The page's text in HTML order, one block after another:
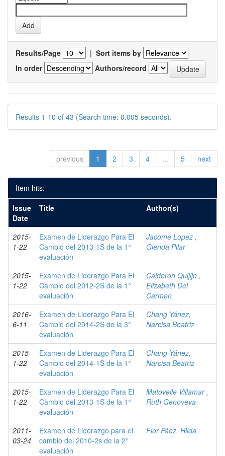
Results/Page | Sort items by
In order
Authors/record
Results 1-10 of 43 (Search time: 0.005 seconds).
previous 1 2 3 4 ... 5 next
Item hits:
Issue
Date
Title Author(s)
2015-
1-22
Examen de Liderazgo Para El
Cambio del 2013-1S de la 1°
evaluación
Jacome Lopez ,
Glenda Pilar
2015-
1-22
Examen de Liderazgo Para El
Cambio del 2012-2S de la 1°
evaluación
Calderon Quijije ,
Elizabeth Del
Carmen
2016-
6-11
Examen de Liderazgo Para El
Cambio del 2014-2S de la 3°
evaluación
Chang Yánez,
Narcisa Beatriz
2015-
1-22
Examen de Liderazgo Para El
Cambio del 2014-1S de la 1°
evaluación
Chang Yánez,
Narcisa Beatriz
2015-
1-22
Examen de Liderazgo Para El
Cambio del 2013-1S de la 1°
evaluación
Matovelle Villamar ,
Ruth Genoveva
2011-
03-24
Examen de Liderazgo para el
cambio del 2010-2s de la 2°
evaluación
Flor Páez, Hilda